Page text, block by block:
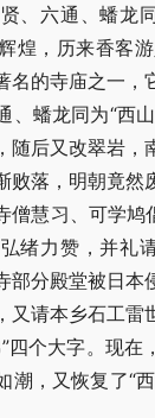
、六通、蟠龙
煌，历来香客
的寺庙之一，
、蟠龙同为“西
随后又改翠岩，
败落，明朝竟然
僧慧习、可学鸠
绪力赞，并礼
部分殿堂被日本
又请本乡石工雷
四个大字。现在
潮，又恢复了“